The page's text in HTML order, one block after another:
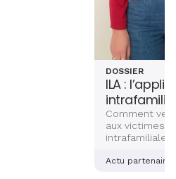
DOSSIER
ILA :
Comment
aux victimes
alsaciennes
Actu partenaire